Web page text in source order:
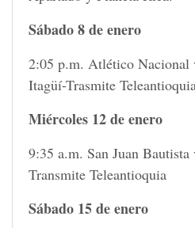
Sábado 8 de enero
2:05 p.m. Atlético Nacional
Itagüí-Trasmite
Miércoles 12 de enero
9:35 a.m. San Juan Bautista
Transmite Teleantioquia
Sábado 15 de enero